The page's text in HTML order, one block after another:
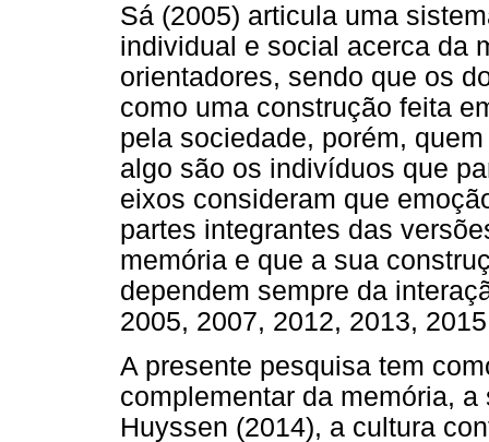
Sá (2005) articula uma
individual e social acerca da
orientadores, sendo que os
como uma construção feita
pela sociedade, porém,
algo são os indivíduos que
eixos consideram que
partes integrantes das
memória e que a sua
dependem sempre da
2005, 2007, 2012, 2013,
A presente pesquisa tem
complementar da memória,
Huyssen (2014), a cultura